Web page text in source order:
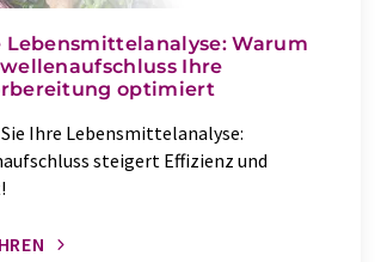
Warum
Ihre
optimiert
Ihre Lebensmittelanalyse:
steigert Effizienz und